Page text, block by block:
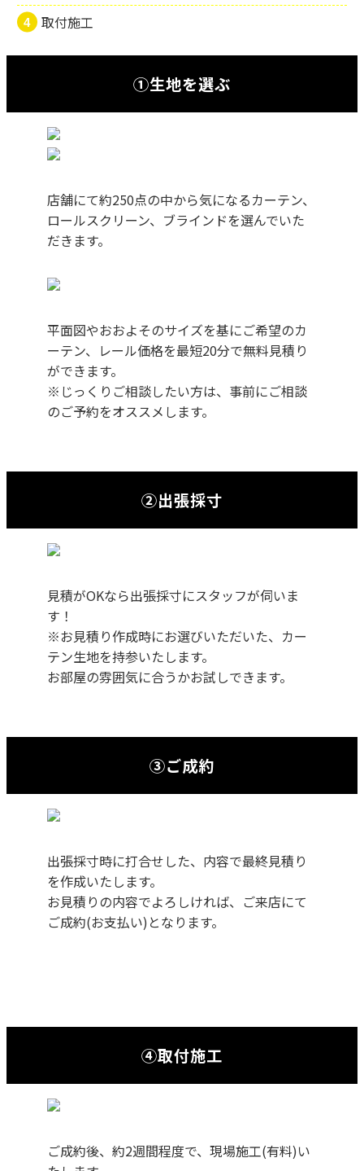
取付施工
①生地を選ぶ
店舗にて約250点の中から気になるカーテン、
ロールスクリーン、ブラインドを選んでいた
だきます。
平面図やおおよそのサイズを基にご希望のカ
ーテン、レール価格を最短20分で無料見積り
ができます。
※じっくりご相談したい方は、事前にご相談
のご予約をオススメします。
②出張採寸
見積がOKなら出張採寸にスタッフが伺いま
す！
※お見積り作成時にお選びいただいた、カー
テン生地を持参いたします。
お部屋の雰囲気に合うかお試しできます。
③ご成約
出張採寸時に打合せした、内容で最終見積り
を作成いたします。
お見積りの内容でよろしければ、ご来店にて
ご成約(お支払い)となります。
④取付施工
ご成約後、約2週間程度で、現場施工(有料)い